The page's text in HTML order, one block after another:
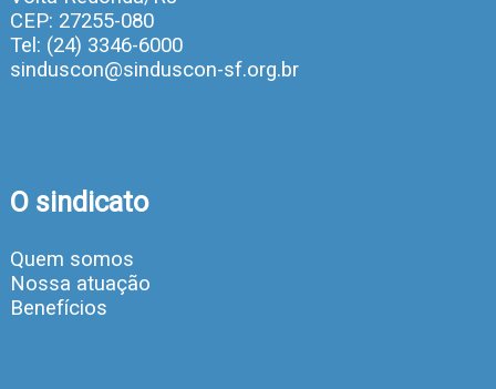
CEP: 27255-080
Tel: (24) 3346-6000
sinduscon@sinduscon-sf.org.br
O sindicato
Quem somos
Nossa atuação
Benefícios